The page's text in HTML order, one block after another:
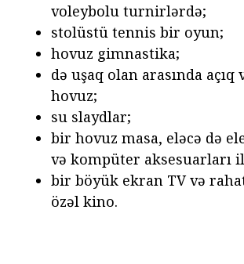
voleybolu turnirlərdə;
stolüstü tennis bir oyun;
hovuz gimnastika;
də uşaq olan arasında açıq
hovuz;
su slaydlar;
bir hovuz masa, eləcə də
və kompüter aksesuarları
bir böyük ekran TV və
özəl kino.